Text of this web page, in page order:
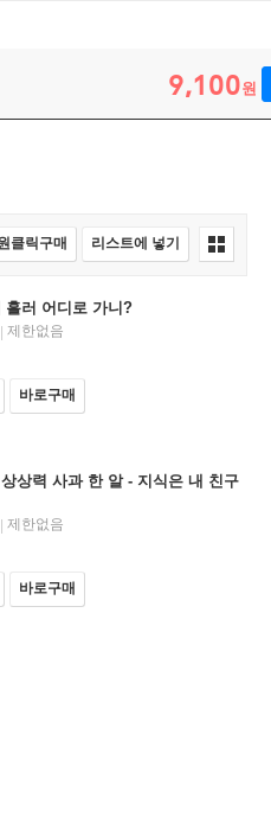
9,100원
클릭구매 리스트에 넣기
흘러 어디로 가니?
제한없음
바로구매
상력 사과 한 알 - 지식은 내 친구
제한없음
바로구매